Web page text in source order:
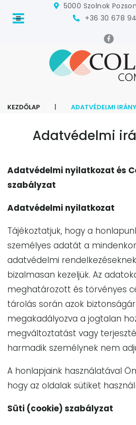
5000 Szolnok
+36 30 678
KEZDŐLAP | ADATVÉDELMI
Adatvédelmi
Adatvédelmi nyilatkozat és
szabályzat
Adatvédelmi nyilatkozat
Tájékoztatjuk, hogy a
személyes adatát a
adatvédelmi
bizalmasan kezeljük. Az
meghatározott és törvényes
tárolás során azok
megakadályozva a jogtalan
megváltoztatást vagy
harmadik személynek nem
A honlapjaink használatával
hogy az oldalak sütiket
Süti (cookie) szabályzat